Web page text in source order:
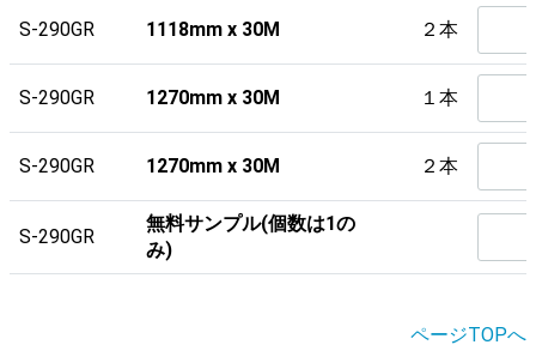
S-290GR 1118mm x 30M ２本
S-290GR 1270mm x 30M １本
S-290GR 1270mm x 30M ２本
S-290GR
無料サンプル(個数は1の
み)
ページTOPへ